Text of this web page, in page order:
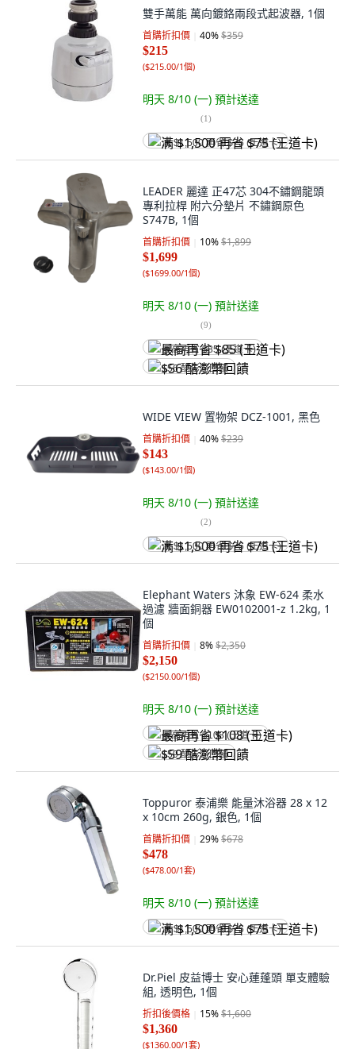
雙手萬能 萬向鍍鉻兩段式起波器, 1個
首購折扣價 40%$359
$215
($215.00/1個)
明天 8/10 (一) 預計送達
(1)
满 $1,500 再省 $75 (王道卡)
LEADER 麗達 正47芯 304不鏽鋼龍頭
專利拉桿 附六分墊片 不鏽鋼原色
S747B, 1個
首購折扣價 10%$1,899
$1,699
($1699.00/1個)
明天 8/10 (一) 預計送達
(9)
最高再省 $85 (王道卡)
$56 酷澎幣回饋
WIDE VIEW 置物架 DCZ-1001, 黑色
首購折扣價 40%$239
$143
($143.00/1個)
明天 8/10 (一) 預計送達
(2)
满 $1,500 再省 $75 (王道卡)
Elephant Waters 沐象 EW-624 柔水
過濾 牆面銅器 EW0102001-z 1.2kg, 1
個
首購折扣價 8%$2,350
$2,150
($2150.00/1個)
明天 8/10 (一) 預計送達
最高再省 $108 (王道卡)
$59 酷澎幣回饋
Toppuror 泰浦樂 能量沐浴器 28 x 12
x 10cm 260g, 銀色, 1個
首購折扣價 29%$678
$478
($478.00/1套)
明天 8/10 (一) 預計送達
满 $1,500 再省 $75 (王道卡)
Dr.Piel 皮益博士 安心蓮蓬頭 單支體驗
組, 透明色, 1個
折扣後價格 15%$1,600
$1,360
($1360.00/1套)